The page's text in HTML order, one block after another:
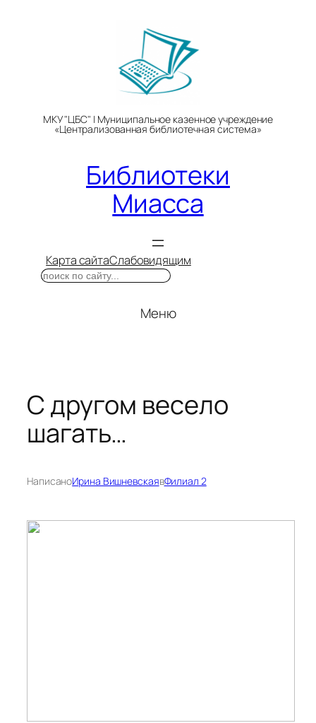
МКУ "ЦБС" | Муниципальное казенное учреждение
«Централизованная библиотечная система»
Библиотеки
Миасса
Карта сайтаСлабовидящим
Поиск
Меню
С другом весело
шагать…
НаписаноИрина ВишневскаявФилиал 2